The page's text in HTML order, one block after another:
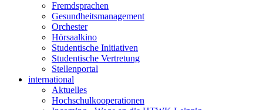
Fremdsprachen
Gesundheitsmanagement
Orchester
Hörsaalkino
Studentische Initiativen
Studentische Vertretung
Stellenportal
international
Aktuelles
Hochschulkooperationen